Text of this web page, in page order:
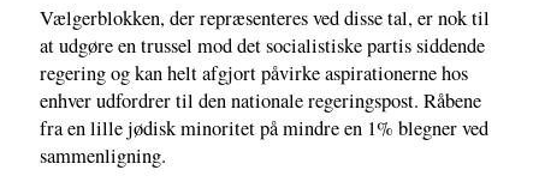
Vælgerblokken, der repræsenteres ved disse tal, er nok til
at udgøre en trussel mod det socialistiske partis siddende
regering og kan helt afgjort påvirke aspirationerne hos
enhver udfordrer til den nationale regeringspost. Råbene
fra en lille jødisk minoritet på mindre en 1% blegner ved
sammenligning.